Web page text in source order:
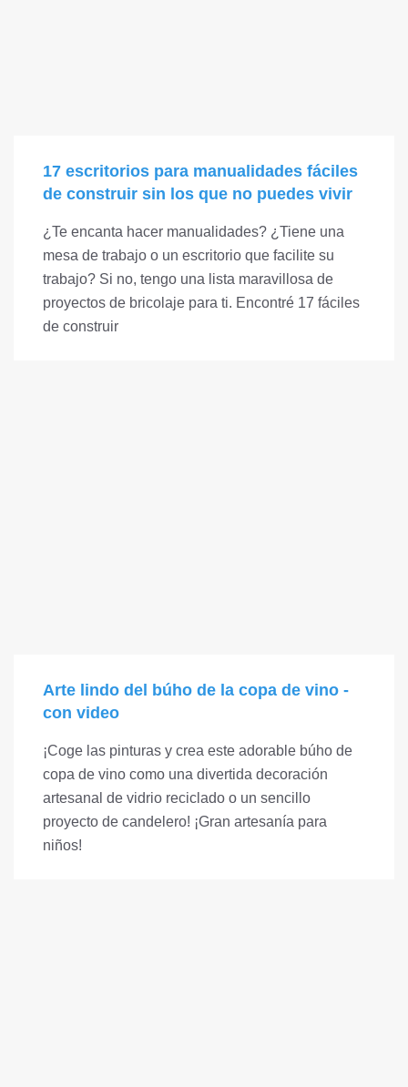
17 escritorios para manualidades fáciles
de construir sin los que no puedes vivir
¿Te encanta hacer manualidades? ¿Tiene una
mesa de trabajo o un escritorio que facilite su
trabajo? Si no, tengo una lista maravillosa de
proyectos de bricolaje para ti. Encontré 17 fáciles
de construir
Arte lindo del búho de la copa de vino -
con video
¡Coge las pinturas y crea este adorable búho de
copa de vino como una divertida decoración
artesanal de vidrio reciclado o un sencillo
proyecto de candelero! ¡Gran artesanía para
niños!